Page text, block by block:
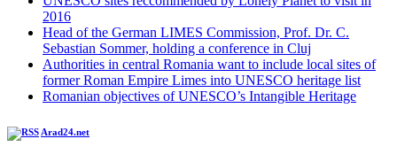
2016
Head of the German LIMES Commission, Prof. Dr. C.
Sebastian Sommer, holding a conference in Cluj
Authorities in central Romania want to include local sites of
former Roman Empire Limes into UNESCO heritage list
Romanian objectives of UNESCO’s Intangible Heritage
Arad24.net